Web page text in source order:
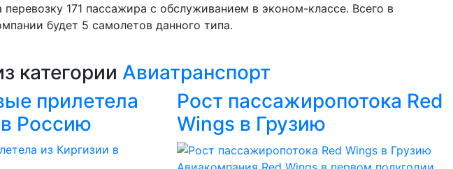
перевозку 171 пассажира с обслуживанием в эконом-классе. Всего в
будет 5 самолетов данного типа.
категории Авиатранспорт
прилетела
Россию
Рост пассажиропотока Red
Wings в Грузию